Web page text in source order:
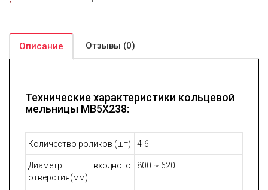
оборудования, увеличивается наработка на одну поломку,
снижается себестоимость обслуживания и эксплуатации
машины.
Описание Отзывы (0)
Технические характеристики кольцевой
мельницы MB5X238:
Количество роликов (шт) 4-6
Диаметр входного
отверстия(мм)
800 ~ 620